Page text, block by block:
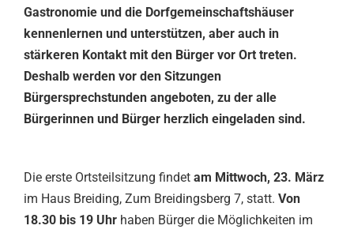
Gastronomie und die Dorfgemeinschaftshäuser
kennenlernen und unterstützen, aber auch in
stärkeren Kontakt mit den Bürger vor Ort treten.
Deshalb werden vor den Sitzungen
Bürgersprechstunden angeboten, zu der alle
Bürgerinnen und Bürger herzlich eingeladen sind.
Die erste Ortsteilsitzung findet am Mittwoch, 23. März
im Haus Breiding, Zum Breidingsberg 7, statt. Von
18.30 bis 19 Uhr haben Bürger die Möglichkeiten im